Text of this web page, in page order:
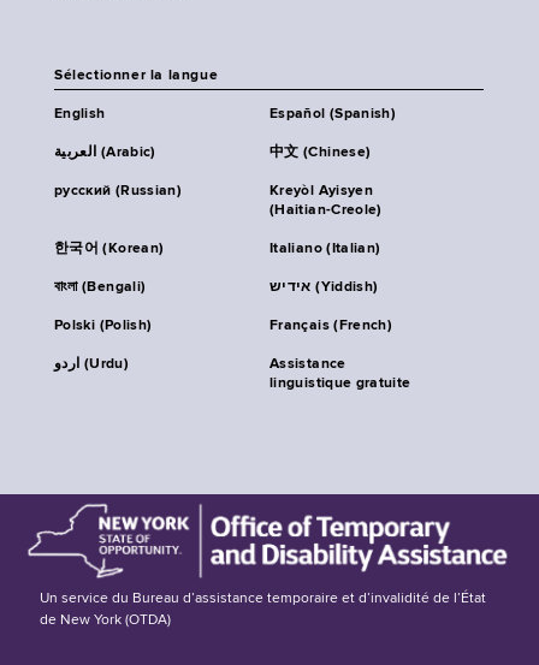
Sélectionner la langue
English Español (Spanish)
العربية (Arabic) 中文 (Chinese)
русский (Russian)
Kreyòl Ayisyen
(Haitian-Creole)
한국어 (Korean) Italiano (Italian)
বাংলা (Bengali) אידיש (Yiddish)
Polski (Polish) Français (French)
اردو (Urdu)
Assistance
linguistique gratuite
Un service du Bureau d’assistance temporaire et d’invalidité de l’État
de New York (OTDA)